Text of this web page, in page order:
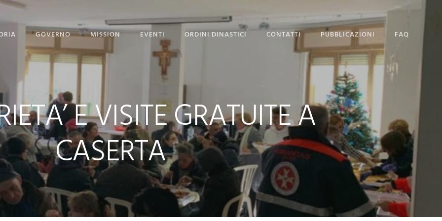
MAESTRI
MAESTRO
GOVERNO MISSION EVENTI
PROGETTO PORGI UN
SORRISO
UFFICIO STAMPA
EVENTI CON GALLERY
ORDINI DINASTICI CONTATTI
SEDE MAGISTRALE
PUBBLICAZIONI FAQ
E VISITE GRATUITE A
CASERTA